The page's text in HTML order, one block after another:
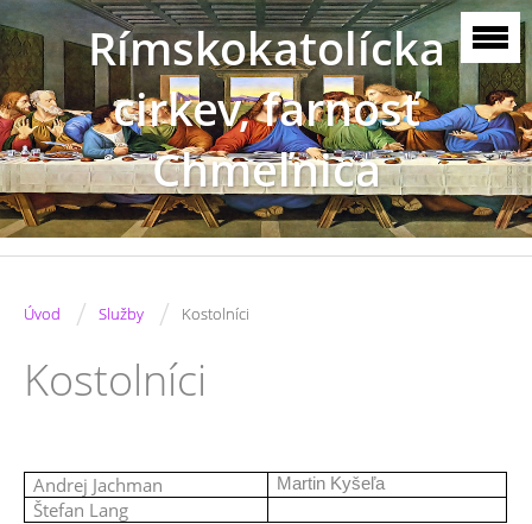
Rímskokatolícka
cirkev, farnosť
Chmeľnica
Úvod / Služby / Kostolníci
Kostolníci
Andrej Jachman Martin Kyšeľa
Štefan Lang